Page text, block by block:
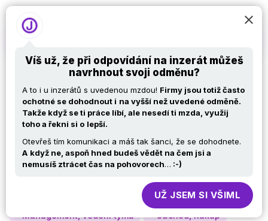
Nabídky práce v IT –
PHP developer
Vyberte si oblast
Analýza, návrh
Vývoj Testy
Provoz, infra
Management, vedení týmů Obchod, nákup
Víš už, že při odpovídání na inzerát můžeš
navrhnout svoji odměnu?
A to i u inzerátů s uvedenou mzdou! Firmy jsou totiž často
ochotné se dohodnout i na vyšší než uvedené odměně.
Takže když se ti práce líbí, ale nesedí ti mzda, využij
toho a řekni si o lepší.
Otevřeš tím komunikaci a máš tak šanci, že se dohodnete.
A když ne, aspoň hned budeš vědět na čem jsi a
nemusíš ztrácet čas na pohovorech… :-)
UŽ JSEM SI VŠIML